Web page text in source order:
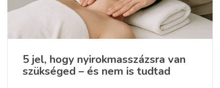
5 jel, hogy nyirokmasszázsra van
szükséged – és nem is tudtad